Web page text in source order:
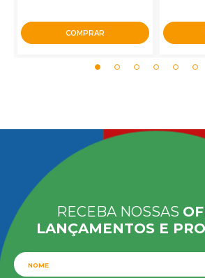
COMPRAR
RECEBA NOSSAS
LANÇAMENTOS E